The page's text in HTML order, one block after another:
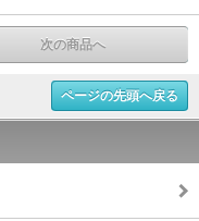
次の商品へ
ページの先頭へ戻る